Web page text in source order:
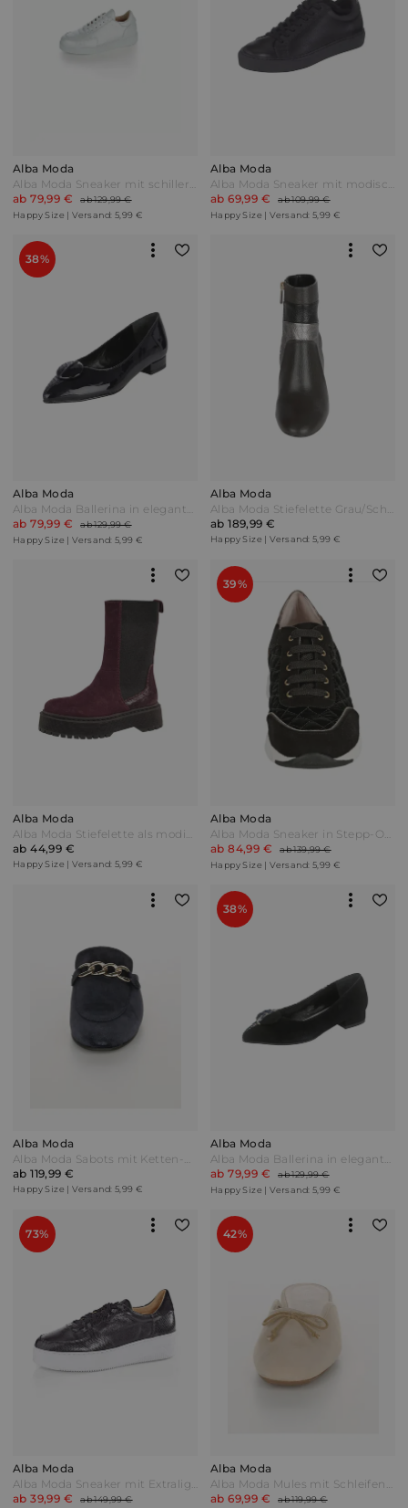
Alba Moda
ab 79,99 €
ab 129,99 €
Happy Size | Versand: 5,99 €
Alba Moda
ab 69,99 €
ab 109,99 €
Happy Size | Versand: 5,99 €
38%
Alba Moda
ab 79,99 €
ab 129,99 €
Happy Size | Versand: 5,99 €
Alba Moda
ab 189,99 €
Happy Size | Versand: 5,99 €
Alba Moda
ab 44,99 €
Happy Size | Versand: 5,99 €
39%
Alba Moda
ab 84,99 €
ab 139,99 €
Happy Size | Versand: 5,99 €
Alba Moda
ab 119,99 €
Happy Size | Versand: 5,99 €
38%
Alba Moda
ab 79,99 €
ab 129,99 €
Happy Size | Versand: 5,99 €
73%
Alba Moda
ab 39,99 €
ab 149,99 €
42%
Alba Moda
ab 69,99 €
ab 119,99 €